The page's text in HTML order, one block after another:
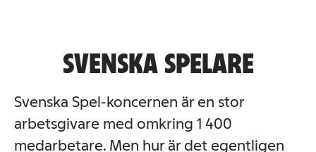
SVENSKA SPELARE
Svenska Spel-koncernen är en stor
arbetsgivare med omkring 1 400
medarbetare. Men hur är det egentligen